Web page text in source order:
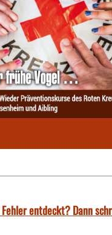
entdeckt? Dann